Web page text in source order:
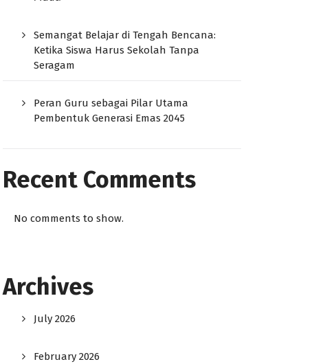
Semangat Belajar di Tengah Bencana:
Ketika Siswa Harus Sekolah Tanpa
Seragam
Peran Guru sebagai Pilar Utama
Pembentuk Generasi Emas 2045
Recent Comments
No comments to show.
Archives
July 2026
February 2026